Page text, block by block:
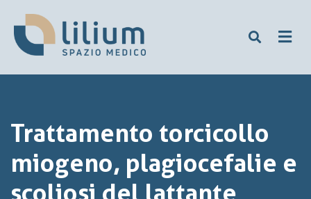
Trattamento torcicollo
miogeno, plagiocefalie e